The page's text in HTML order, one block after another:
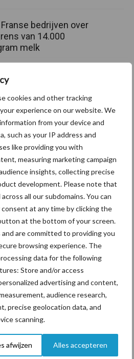
cookies and other tracking
experience on our website. We
from your device and
such as your IP address and
like providing you with
measuring marketing campaign
insights, collecting precise
development. Please note that
all our subdomains. You can
at any time by clicking the
at the bottom of your screen.
are committed to providing you
browsing experience. The
data for the following
Store and/or access
advertising and content,
audience research,
precise geolocation data, and
scanning.
afwijzen Alles accepteren
Franse bedrijven over
van 14.000
melk
dubbelrotor-
in de hef
Bemesting Fokkerij
Ligbox &
Voerhekken
Toon meer